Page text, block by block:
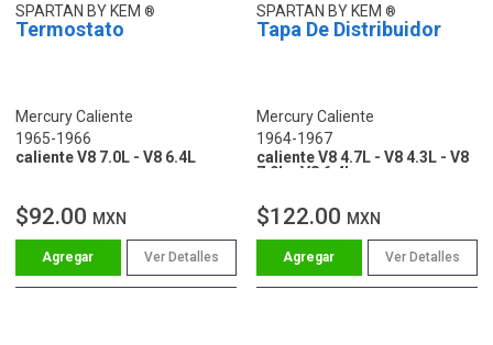
SPARTAN BY KEM
Termostato
Mercury Caliente
1965-1966
caliente V8 7.0L - V8 6.4L
$92.00 MXN
Ver Detalles
SPARTAN BY KEM
Tapa De Distribuidor
Mercury Caliente
1964-1967
caliente V8 4.7L - V8 4.3L - V8
7.0L - V8 6.4L
$122.00 MXN
Ver Detalles